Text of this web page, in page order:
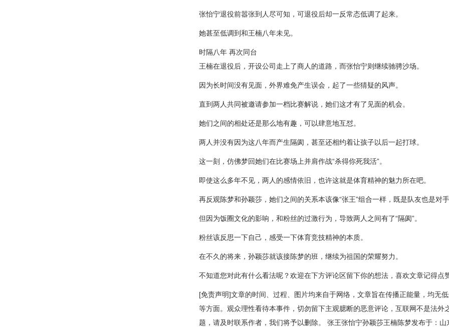
张怡宁退役前嚣张到人尽可知，可退役后却一反常态低调了起来。
她甚至低调到和王楠八年未见。
时隔八年 再次同台
王楠在退役后，开设公司走上了商人的道路，而张怡宁则继续驰骋沙场。
因为长时间没有见面，外界难免产生误会，起了一些猜疑的风声。
直到两人共同被邀请参加一档比赛解说，她们这才有了见面的机会。
她们之间的相处还是那么地有趣，可以肆意地互怼。
两人并没有因为这八年而产生隔阂，甚至还相约着让孩子以后一起打球。
这一刻，仿佛梦回她们在比赛场上并肩作战“杀得你死我活”。
即使这么多年不见，两人的感情依旧，也许这就是体育精神的魅力所在吧。
再反观陈梦和孙颖莎，她们之间的关系本该像“张王”组合一样，既是队友也是对
但因为饭圈文化的影响，和粉丝的过激行为，导致两人之间有了“隔阂”。
粉丝该反思一下自己，感受一下体育竞技精神的本质。
在不久的将来，孙颖莎就该接陈梦的班，继续为祖国的荣耀努力。
不知道您对此有什么看法呢？欢迎在下方评论区留下你的想法，喜欢文章记得点
[免责声明]文章的时间、过程、图片均来自于网络，文章旨在传播正能量，均无
等方面。观众理性看待本事件，切勿留下主观臆断的恶意评论，互联网不是法
题，请及时联系作者，我们将予以删除。 张王张怡宁孙颖莎王楠陈梦发布于：